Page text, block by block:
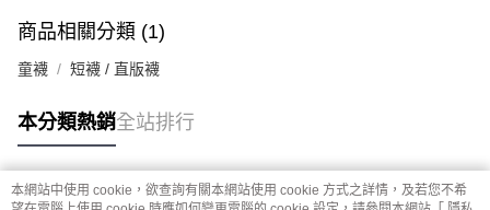
商品相關分類 (1)
童襪 短襪 / 直版襪
本分類熱銷全站排行
本網站中使用 cookie，欲查詢有關本網站使用 cookie 方式之詳情，及若您不希